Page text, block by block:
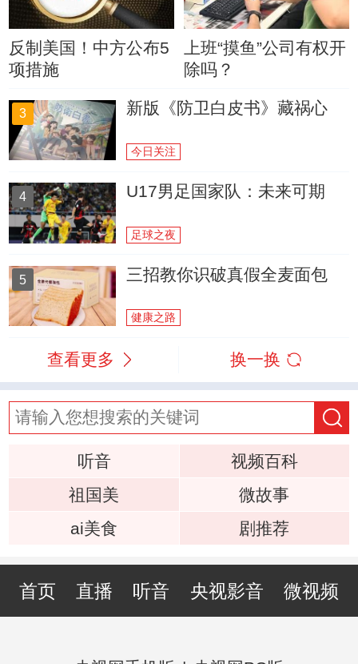
反制美国！中方公布5
项措施
上班“摸鱼”公司有权开
除吗？
3 新版《防卫白皮书》藏祸心
今日关注
4 U17男足国家队：未来可期
足球之夜
5 三招教你识破真假全麦面包
健康之路
查看更多 换一换
听音
视频百科
祖国美
微故事
ai美食
剧推荐
首页 直播 听音 央视影音 微视频